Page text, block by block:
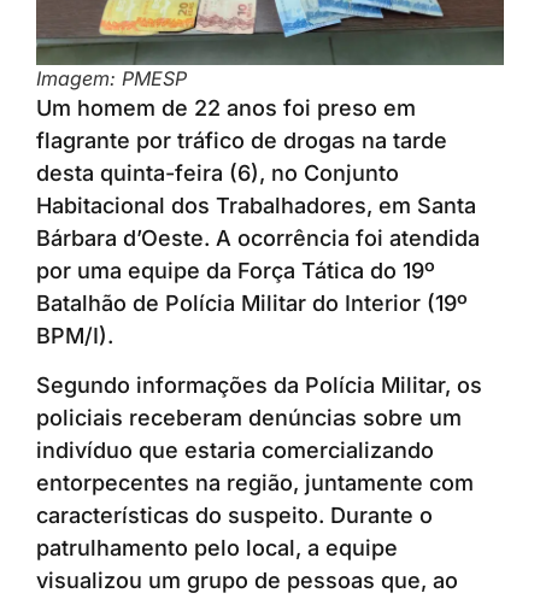
Imagem: PMESP
Um homem de 22 anos foi preso em
flagrante por tráfico de drogas na tarde
desta quinta-feira (6), no Conjunto
Habitacional dos Trabalhadores, em Santa
Bárbara d’Oeste. A ocorrência foi atendida
por uma equipe da Força Tática do 19º
Batalhão de Polícia Militar do Interior (19º
BPM/I).
Segundo informações da Polícia Militar, os
policiais receberam denúncias sobre um
indivíduo que estaria comercializando
entorpecentes na região, juntamente com
características do suspeito. Durante o
patrulhamento pelo local, a equipe
visualizou um grupo de pessoas que, ao